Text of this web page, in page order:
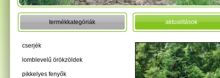
termékkategóriák
cserjék
lomblevelű örökzöldek
pikkelyes fenyők
aktualitások